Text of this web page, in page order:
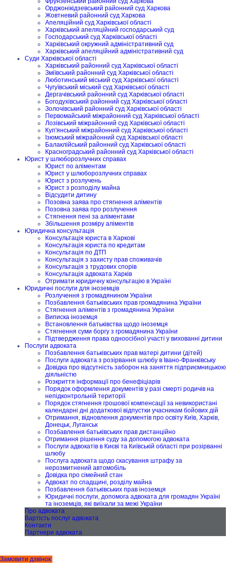
Замовити дзвінок
Орджонікідзевський районний суд Харкова
Жовтневий районний суд Харкова
Апеляційний суд Харківської області
Харківський апеляційний господарський суд
Господарський суд Харківської області
Харківський окружний адміністративний суд
Харківський апеляційний адміністративний суд
Суди Харківської області
Харківський районний суд Харківської області
Зміївський районний суд Харківської області
Люботинський міський суд Харківської області
Чугуївський міський суд Харківської області
Дергачівський районний суд Харківської області
Богодухівський районний суд Харківської області
Золочівський районний суд Харківської області
Первомайський міжрайонний суд Харківської області
Лозівський міжрайонний суд Харківської області
Куп'янський міжрайонний суд Харківської області
Ізюмський міжрайонний суд Харківської області
Балаклійський районний суд Харківської області
Красноградський районний суд Харківської області
Юрист у шлюборозлучних справах
Юрист по аліментам
Юрист у шлюборозлучних справах
Юрист з розлучень
Юрист з розподілу майна
Відсудити дитину
Позовна заява про стягнення аліментів
Позовна заява про розлучення
Стягнення пені за аліментами
Збільшення розміру аліментів
Юридична консультація
Консультація юриста в Харкові
Консультація юриста по кредитам
Консультація по ДТП
Консультація з захисту прав споживачів
Консультація з трудових спорів
Консультація адвоката Харків
Отримати юридичну консультацію в Україні
Юридичні послуги для іноземців
Розлучення з громадянином України
Позбавлення батьківських прав громадянина України
Стягнення аліментів з громадянина України
Виписка іноземця
Встановлення батьківства щодо іноземця
Стягнення суми боргу з громадянина України
Підтвердження права одноосібної участі у вихованні дитини
Послуги адвоката
Позбавлення батьківських прав матері дитини (дітей)
Послуги адвоката з розірвання шлюбу в Івано-Франківську
Довідка про відсутність заборон на заняття підприємницькою
діяльністю
Розкриття інформації про бенефіціарів
Порядок оформлення документів у разі смерті родичів на
непідконтрольній території
Порядок стягнення грошової компенсації за невикористані
календарні дні додаткової відпустки учасникам бойових дій
Отримання, відновлення документів про освіту Київ, Харків,
Донецьк, Луганськ
Позбавлення батьківських прав дистанційно
Отримання рішення суду за допомогою адвоката
Послуги адвокатів в Києві та Київській області при розірванні
шлюбу
Послуга адвоката щодо скасування штрафу за
нерозмитнений автомобіль
Довідка про сімейний стан
Адвокат по спадщині, розділу майна
Позбавлення батьківських прав іноземця
Юридичні послуги, допомога адвоката для громадян Україні
та іноземців, які виїхали за межі України
Про адвоката
Вартість послуг адвоката
Контакти
Партнери адвоката